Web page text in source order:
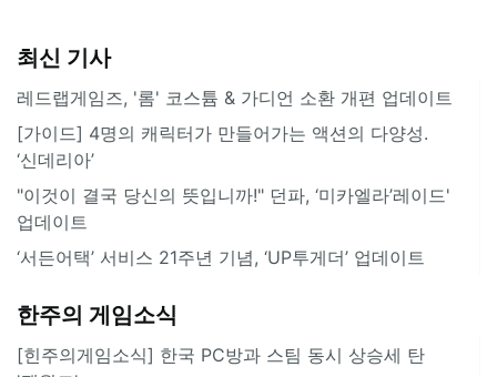
최신 기사
레드랩게임즈, '롬' 코스튬 & 가디언 소환 개편 업데이트
[가이드] 4명의 캐릭터가 만들어가는 액션의 다양성.
‘신데리아’
"이것이 결국 당신의 뜻입니까!" 던파, ‘미카엘라’레이드'
업데이트
‘서든어택’ 서비스 21주년 기념, ‘UP투게더’ 업데이트
한주의 게임소식
[힌주의게임소식] 한국 PC방과 스팀 동시 상승세 탄